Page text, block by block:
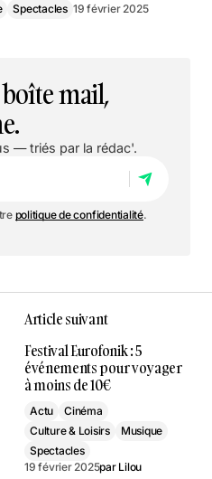
Spectacles 19 février 2025
mail,
— triés par la rédac'.
politique de confidentialité.
Article suivant
Festival Eurofonik : 5
événements pour voyager
à moins de 10€
Actu
Cinéma
Culture & Loisirs
Musique
Spectacles
19 février 2025par Lilou